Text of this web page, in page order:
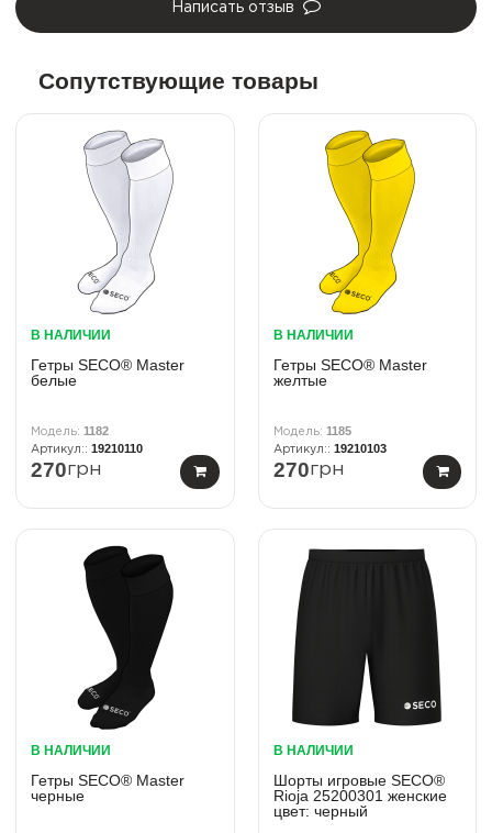
Написать отзыв
Сопутствующие товары
В НАЛИЧИИ
Гетры SECO® Master
белые
1182
19210110
270грн
В НАЛИЧИИ
Гетры SECO® Master
желтые
1185
19210103
270грн
В НАЛИЧИИ
Гетры SECO® Master
черные
В НАЛИЧИИ
Шорты игровые SECO®
Rioja 25200301 женские
цвет: черный